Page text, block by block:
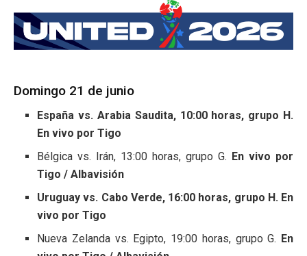
Domingo 21 de junio
España vs. Arabia Saudita, 10:00 horas, grupo H.
En vivo por Tigo
Bélgica vs. Irán, 13:00 horas, grupo G. En vivo por
Tigo / Albavisión
Uruguay vs. Cabo Verde, 16:00 horas, grupo H. En
vivo por Tigo
Nueva Zelanda vs. Egipto, 19:00 horas, grupo G. En